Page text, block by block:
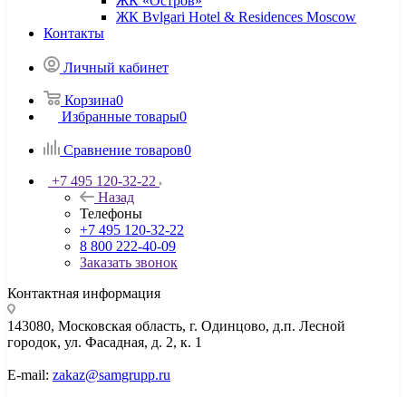
ЖК Bvlgari Hotel & Residences Moscow
Контакты
Личный кабинет
Корзина0
Избранные товары0
Сравнение товаров0
+7 495 120-32-22
Назад
Телефоны
+7 495 120-32-22
8 800 222-40-09
Заказать звонок
Контактная информация
143080, Mосковская область, г. Одинцово, д.п. Лесной
городок, ул. Фасадная, д. 2, к. 1
E-mail: zakaz@samgrupp.ru